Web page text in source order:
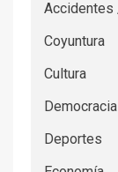
Coyuntura
Cultura
Democracia
Deportes